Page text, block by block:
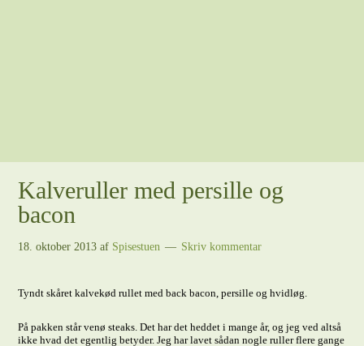
Kalveruller med persille og
bacon
18. oktober 2013 af Spisestuen Skriv kommentar
Tyndt skåret kalvekød rullet med back bacon, persille og hvidløg.
På pakken står venø steaks. Det har det heddet i mange år, og jeg ved altså
ikke hvad det egentlig betyder. Jeg har lavet sådan nogle ruller flere gange